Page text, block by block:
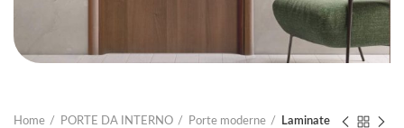
Home PORTE DA INTERNO Porte moderne Laminate